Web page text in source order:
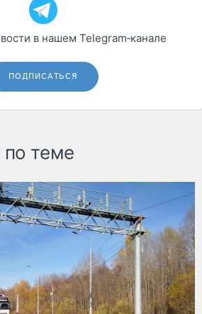
в нашем Telegram‑канале
ПОДПИСАТЬСЯ
теме